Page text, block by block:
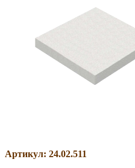
Артикул: 24.02.511